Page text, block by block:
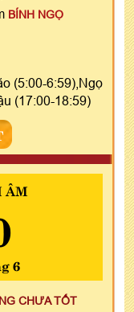
BÍNH NGỌ
(5:00-6:59),Ngọ
(17:00-18:59)
ÂM
6
CHƯA TỐT